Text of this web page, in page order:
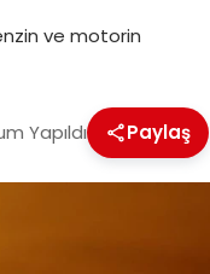
ve motorin
Yapıldı Paylaş